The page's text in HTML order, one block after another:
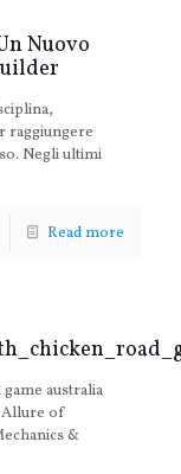
Nuovo
raggiungere
Negli ultimi
Read more
australia
Allure of
&